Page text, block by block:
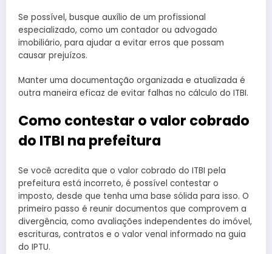
Se possível, busque auxílio de um profissional
especializado, como um contador ou advogado
imobiliário, para ajudar a evitar erros que possam
causar prejuízos.
Manter uma documentação organizada e atualizada é
outra maneira eficaz de evitar falhas no cálculo do ITBI.
Como contestar o valor cobrado
do ITBI na prefeitura
Se você acredita que o valor cobrado do ITBI pela
prefeitura está incorreto, é possível contestar o
imposto, desde que tenha uma base sólida para isso. O
primeiro passo é reunir documentos que comprovem a
divergência, como avaliações independentes do imóvel,
escrituras, contratos e o valor venal informado na guia
do IPTU.